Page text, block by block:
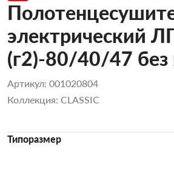
электрический
(г2)-80/40/47 без
Артикул: 001020804
Коллекция: CLASSIC
Типоразмер